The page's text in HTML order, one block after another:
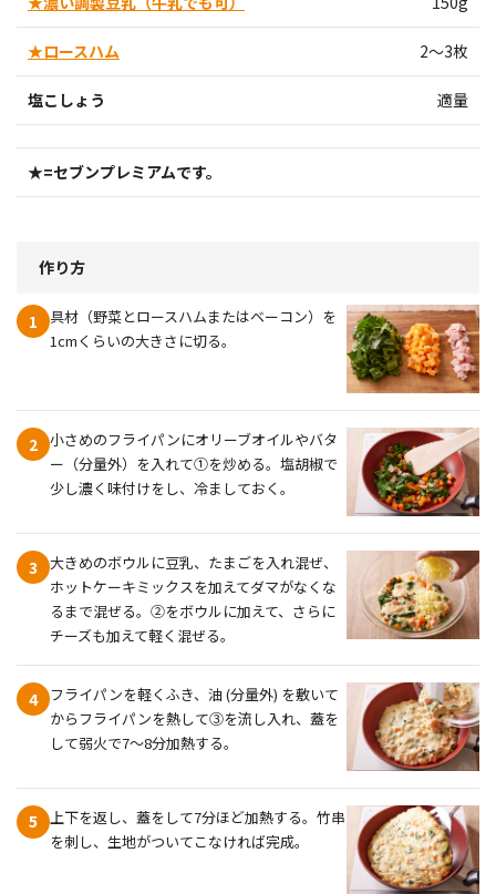
★ロースハム 2～3枚
塩こしょう 適量
★=セブンプレミアムです。
作り方
1
具材（野菜とロースハムまたはベーコン）を
1cmくらいの大きさに切る。
2 小さめのフライパンにオリーブオイルやバタ
ー（分量外）を入れて①を炒める。塩胡椒で
少し濃く味付けをし、冷ましておく。
3
大きめのボウルに豆乳、たまごを入れ混ぜ、
ホットケーキミックスを加えてダマがなくな
るまで混ぜる。②をボウルに加えて、さらに
チーズも加えて軽く混ぜる。
4
フライパンを軽くふき、油 (分量外) を敷いて
からフライパンを熱して③を流し入れ、蓋を
して弱火で7～8分加熱する。
5
上下を返し、蓋をして7分ほど加熱する。竹串
を刺し、生地がついてこなければ完成。